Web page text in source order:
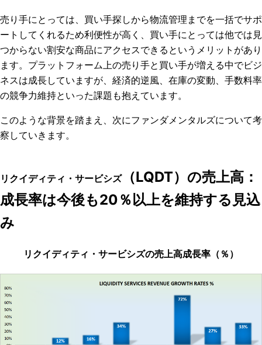
売り手にとっては、買い手探しから物流管理までを一括でサポ
ートしてくれるため利便性が高く、買い手にとっては他では見
つからない割安な商品にアクセスできるというメリットがあり
ます。プラットフォーム上の売り手と買い手が増える中でビジ
ネスは成長していますが、経済的逆風、在庫の変動、手数料率
の競争力維持といった課題も抱えています。
このような背景を踏まえ、次にファンダメンタルズについて考
察していきます。
リクイディティ・サービシズ（LQDT）の売上高：
成長率は今後も20％以上を維持する見込
み
リクイディティ・サービシズの売上高成長率（％）